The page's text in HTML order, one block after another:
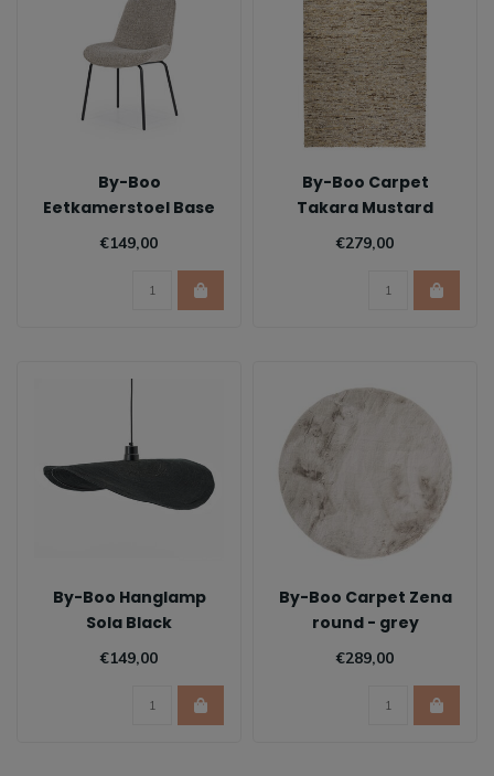
By-Boo
Eetkamerstoel Base
€149,00
By-Boo Carpet
Takara Mustard
€279,00
By-Boo Hanglamp
Sola Black
€149,00
By-Boo Carpet Zena
round - grey
€289,00